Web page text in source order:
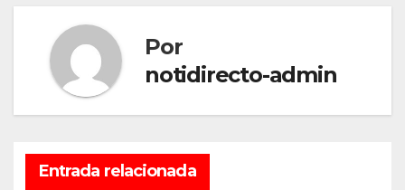
Por
notidirecto-admin
Entrada relacionada